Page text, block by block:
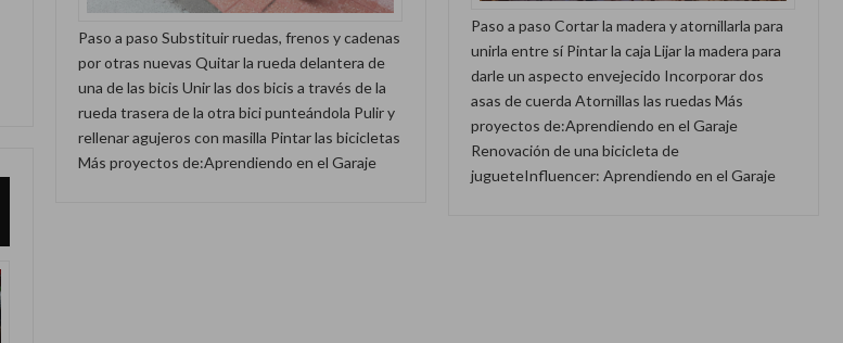
Paso a paso Cortar la madera y atornillarla para
unirla entre sí Pintar la caja Lijar la madera para
darle un aspecto envejecido Incorporar dos
asas de cuerda Atornillas las ruedas Más
proyectos de:Aprendiendo en el Garaje
Renovación de una bicicleta de
jugueteInfluencer: Aprendiendo en el Garaje
Paso a paso Substituir ruedas, frenos y cadenas
por otras nuevas Quitar la rueda delantera de
una de las bicis Unir las dos bicis a través de la
rueda trasera de la otra bici punteándola Pulir y
rellenar agujeros con masilla Pintar las bicicletas
Más proyectos de:Aprendiendo en el Garaje